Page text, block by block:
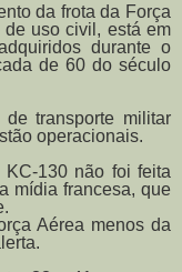
da frota da Força
uso civil, está em
durante o
de 60 do século
transporte militar
operacionais.
130 não foi feita
mídia francesa, que
Aérea menos da